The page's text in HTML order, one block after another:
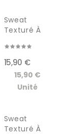
Sweat
Texturé À
15,90 €
15,90 €
Unité
Sweat
Texturé À